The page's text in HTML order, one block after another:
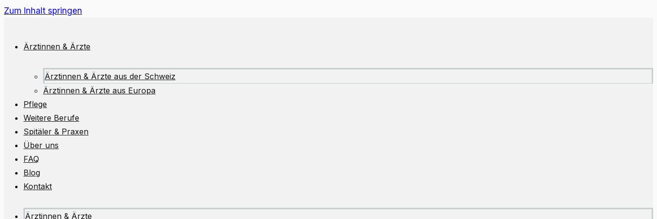
Zum Inhalt springen
Ärztinnen & Ärzte
Ärztinnen & Ärzte aus der Schweiz
Ärztinnen & Ärzte aus Europa
Pflege
Weitere Berufe
Spitäler & Praxen
Über uns
FAQ
Blog
Kontakt
Ärztinnen & Ärzte